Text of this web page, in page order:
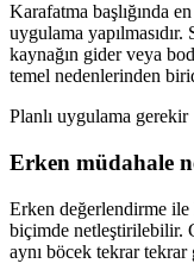
Karafatma başlığında
uygulama
kaynağın gider veya
temel nedenlerinden
Planlı uygulama gerekir
Erken müdahale
Erken değerlendirme ile
biçimde netleştirilebilir.
aynı böcek tekrar